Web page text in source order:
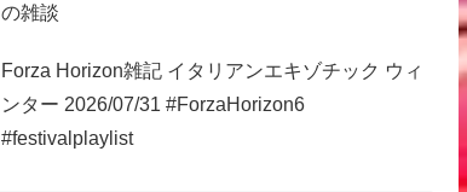
の雑談
Forza Horizon雑記 イタリアンエキゾチック ウィ
ンター 2026/07/31 #ForzaHorizon6
#festivalplaylist